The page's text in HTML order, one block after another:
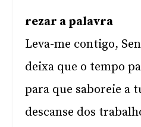
rezar a palavra
Leva-me contigo,
deixa que o tempo
para que saboreie a
descanse dos